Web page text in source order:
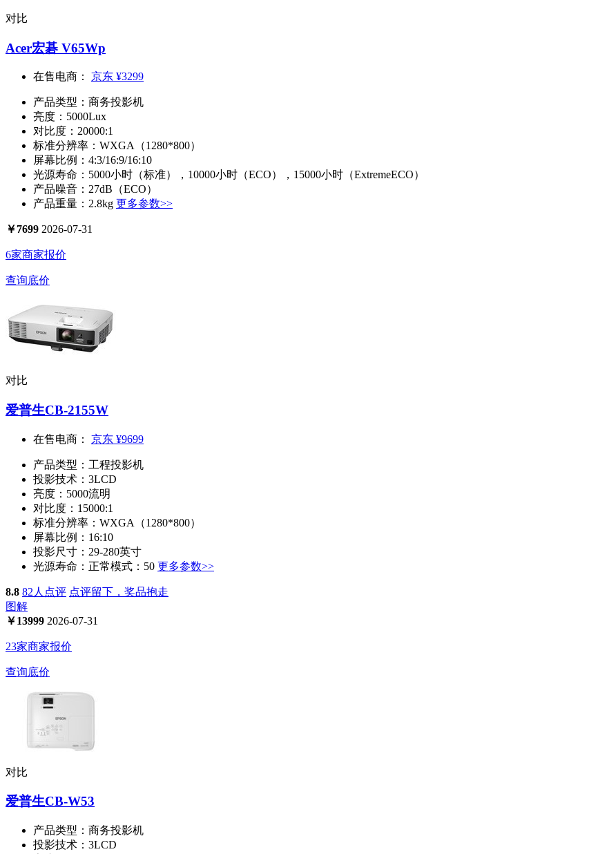
对比
Acer宏碁 V65Wp
在售电商： 京东 ¥3299
产品类型： 商务投影机
亮度： 5000Lux
对比度： 20000:1
标准分辨率： WXGA（1280*800）
屏幕比例： 4:3/16:9/16:10
光源寿命： 5000小时（标准），10000小时（ECO），15000小时（ExtremeECO）
产品噪音： 27dB（ECO）
产品重量： 2.8kg 更多参数>>
￥7699 2026-07-31
6家商家报价
查询底价
对比
爱普生CB-2155W
在售电商： 京东 ¥9699
产品类型： 工程投影机
投影技术： 3LCD
亮度： 5000流明
对比度： 15000:1
标准分辨率： WXGA（1280*800）
屏幕比例： 16:10
投影尺寸： 29-280英寸
光源寿命： 正常模式：50 更多参数>>
8.8 82人点评 点评留下，奖品抱走
图解
￥13999 2026-07-31
23家商家报价
查询底价
对比
爱普生CB-W53
产品类型： 商务投影机
投影技术： 3LCD